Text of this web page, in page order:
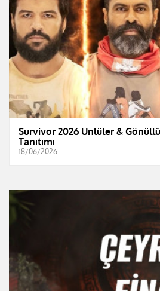
Survivor 2026 Ünlüler &
Tanıtımı
18/06/2026